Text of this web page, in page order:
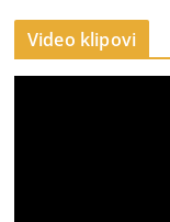
Video klipovi